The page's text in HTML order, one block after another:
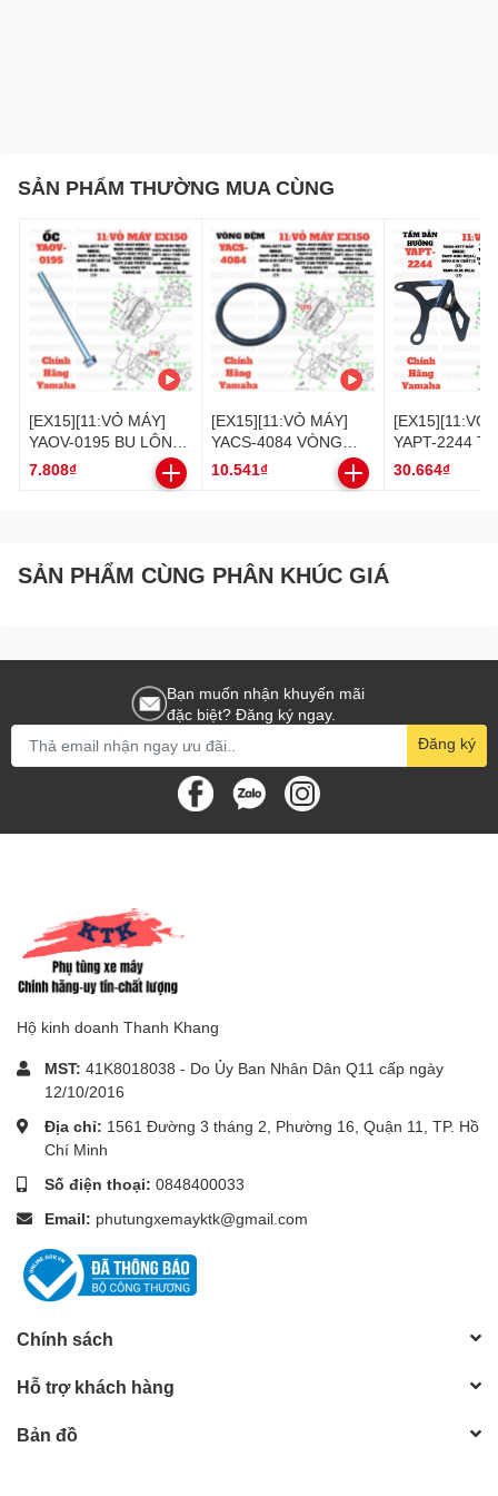
SẢN PHẨM THƯỜNG MUA CÙNG
[EX15][11:VỎ MÁY]
YAOV-0195 BU LÔNG
EX15 (15-18) (19)-
7.808₫
[EX15][11:VỎ MÁY]
YACS-4084 VÒNG
ĐỆM EX15 (15-18)
(17)-[Yamaha], SIRIUS
10.541₫
[EX15][11:VỎ
YAPT-2244
HƯỚNG
30.664₫
SẢN PHẨM CÙNG PHÂN KHÚC GIÁ
Bạn muốn nhận khuyến mãi
đặc biệt? Đăng ký ngay.
Đăng ký
Hộ kinh doanh Thanh Khang
MST: 41K8018038 - Do Ủy Ban Nhân Dân Q11 cấp ngày
12/10/2016
Địa chỉ: 1561 Đường 3 tháng 2, Phường 16, Quận 11, TP. Hồ
Chí Minh
Số điện thoại: 0848400033
Email: phutungxemayktk@gmail.com
Chính sách
Hỗ trợ khách hàng
Bản đồ